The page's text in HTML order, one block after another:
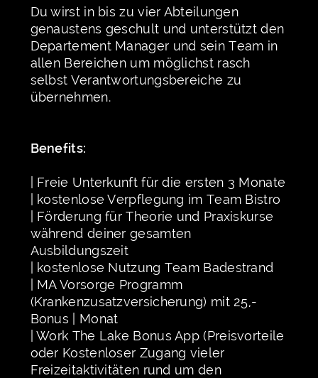
Du wirst in bis zu vier Abteilungen
genaustens geschult und unterstützt den
Departement Manager und sein Team in
allen Bereichen um möglichst rasch
selbst Verantwortungsbereiche zu
übernehmen.
Benefits:
| Freie Unterkunft für die ersten 3 Monate
| kostenlose Verpflegung im Team Bistro
| Förderung für Theorie und Praxiskurse
während deiner gesamten
Ausbildungszeit
| kostenlose Nutzung Team Badestrand
| MA Vorsorge Programm
(Krankenzusatzversicherung) mit 25,-
Bonus | Monat
| Work The Lake Bonus App (Preisvorteile
oder Kostenloser Zugang vieler
Freizeitaktivitäten rund um den